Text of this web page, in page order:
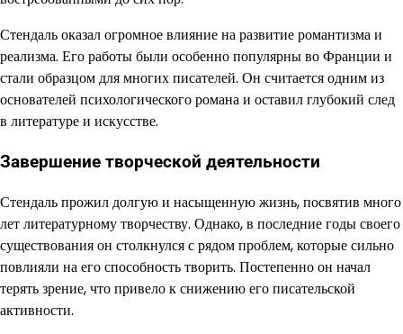
Стендаль оказал огромное влияние на развитие романтизма и
реализма. Его работы были особенно популярны во Франции и
стали образцом для многих писателей. Он считается одним из
основателей психологического романа и оставил глубокий след
в литературе и искусстве.
Завершение творческой деятельности
Стендаль прожил долгую и насыщенную жизнь, посвятив много
лет литературному творчеству. Однако, в последние годы своего
существования он столкнулся с рядом проблем, которые сильно
повлияли на его способность творить. Постепенно он начал
терять зрение, что привело к снижению его писательской
активности.